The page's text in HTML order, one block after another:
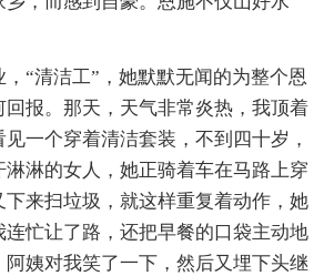
清洁工”，她默默无闻的为整个恩
报。那天，天气非常炎热，我顶着
一个穿着清洁套装，不到四十岁，
淋的女人，她正骑着车在马路上穿
来扫垃圾，就这样重复着动作，她
忙让了路，还把早餐的口袋主动地
姨对我笑了一下，然后又埋下头继